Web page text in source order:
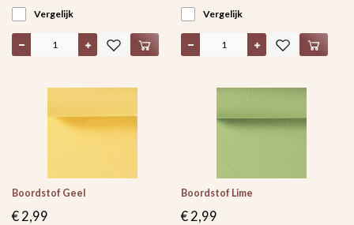
Vergelijk Vergelijk
Boordstof Geel
€ 2,99
Boordstof Lime
€ 2,99